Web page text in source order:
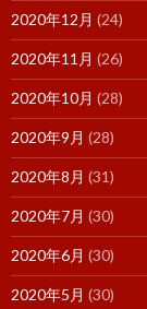
2020年12月 (24)
2020年11月 (26)
2020年10月 (28)
2020年9月 (28)
2020年8月 (31)
2020年7月 (30)
2020年6月 (30)
2020年5月 (30)